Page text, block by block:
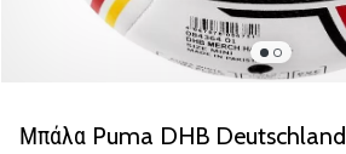
Accelerate
Μπάλα Puma DHB